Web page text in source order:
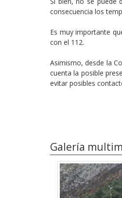
consecuencia los
Es muy importante
con el 112.
Asimismo, desde la
cuenta la posible
evitar posibles
Galería